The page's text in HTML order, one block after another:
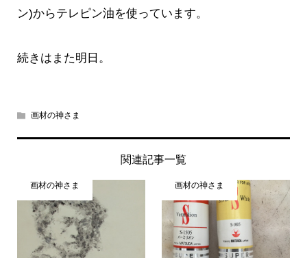
ン)からテレピン油を使っています。
続きはまた明日。
画材の神さま
関連記事一覧
画材の神さま 画材の神さま